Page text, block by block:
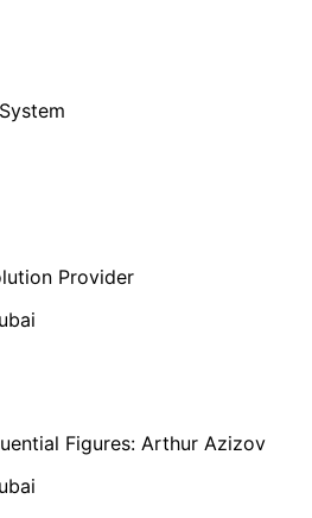
Provider
Figures: Arthur Azizov